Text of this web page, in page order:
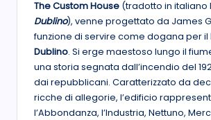
The Custom House (tradotto in italiano
Dublino), venne progettato da James
funzione di servire come dogana per il
Dublino. Si erge maestoso lungo il
una storia segnata dall’incendio del
dai repubblicani. Caratterizzato da
ricche di allegorie, l’edificio
l’Abbondanza, l’Industria, Nettuno,